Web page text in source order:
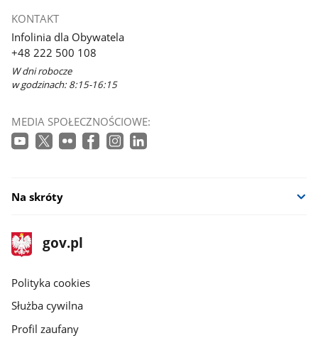
KONTAKT
Infolinia dla Obywatela
+48 222 500 108
W dni robocze
w godzinach: 8:15-16:15
MEDIA SPOŁECZNOŚCIOWE:
Na skróty
stopka
gov.pl
Strona
gov.pl
gov.pl
Polityka cookies
Służba cywilna
Profil zaufany